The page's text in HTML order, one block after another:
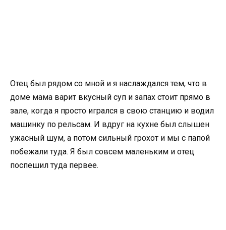
Отец был рядом со мной и я наслаждался тем, что в
доме мама варит вкусный суп и запах стоит прямо в
зале, когда я просто игрался в свою станцию и водил
машинку по рельсам. И вдруг на кухне был слышен
ужасный шум, а потом сильный грохот и мы с папой
побежали туда. Я был совсем маленьким и отец
поспешил туда первее.